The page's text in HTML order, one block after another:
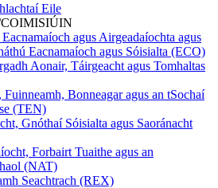
Eile
agus Airgeadaíochta agus
Eacnamaíoch agus Sóisialta (ECO)
Aonair, Táirgeacht agus Tomhaltas
Fuinneamh, Bonneagar agus an tSochaí
(TEN)
Gnóthaí Sóisialta agus Saoránacht
Forbairt Tuaithe agus an
(NAT)
Seachtrach (REX)